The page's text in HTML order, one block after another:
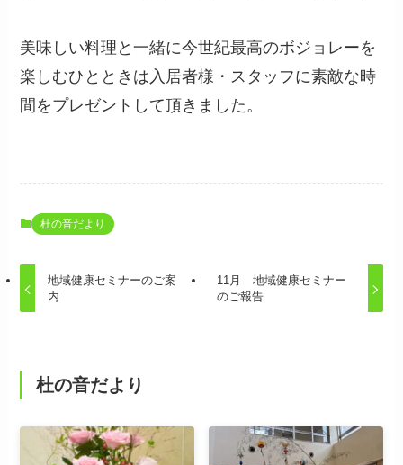
美味しい料理と一緒に今世紀最高のボジョレーを
楽しむひとときは入居者様・スタッフに素敵な時
間をプレゼントして頂きました。
杜の音だより
地域健康セミナーのご案
内
11月 地域健康セミナー
のご報告
杜の音だより